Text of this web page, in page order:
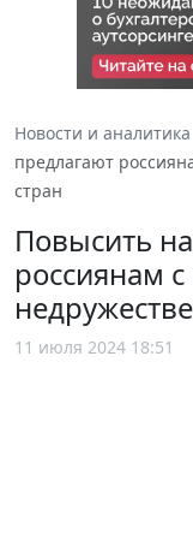
Новости и аналитика
предлагают
стран
Повысить
россиянам
11 июля 2024 18:51